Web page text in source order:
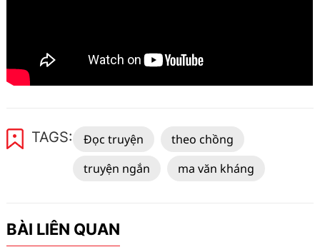
TAGS: Đọc truyện
theo chồng
truyện ngắn
ma văn kháng
BÀI LIÊN QUAN